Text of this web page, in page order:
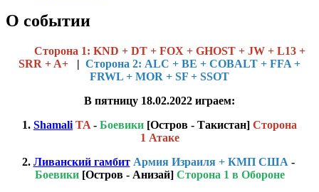
О событии
Cторона 1: KND + DT + FOX + GHOST + JW + L13 +
SRR + A+ | Сторона 2: ALC + BE + COBALT + FFA +
FRWL + MOR + SF + SSOT
В пятницу 18.02.2022 играем:
1. Shamali TA - Боевики [Остров - Такистан] Сторона
1 Атаке
2. Ливанский гамбит Армия Израиля + КМП США -
Боевики[Остров - Анизай] Сторона 1 в Обороне